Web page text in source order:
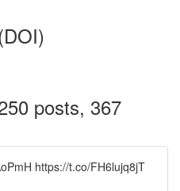
posts, 367
https://t.co/FH6lujq8jT